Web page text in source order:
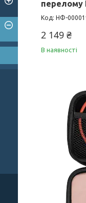
перелому
НФ-
2 149 ₴
В наявності